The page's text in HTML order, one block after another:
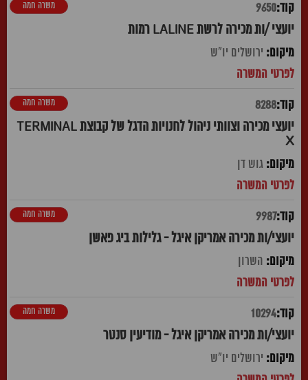
9650
יועצי /ות מכירה לרשת LALINE רמות
משרה חמה
ירושלים יו"ש
8288
יועצי מכירה וצוותי ניהול לחנויות הדגל של קבוצת TERMINAL
X
משרה חמה
גוש דן
9987
יועצי/ות מכירה אמריקן איגל - גלילות ביג פאשן
משרה חמה
השרון
10294
יועצי/ות מכירה אמריקן איגל - מודיעין סנטר
משרה חמה
ירושלים יו"ש